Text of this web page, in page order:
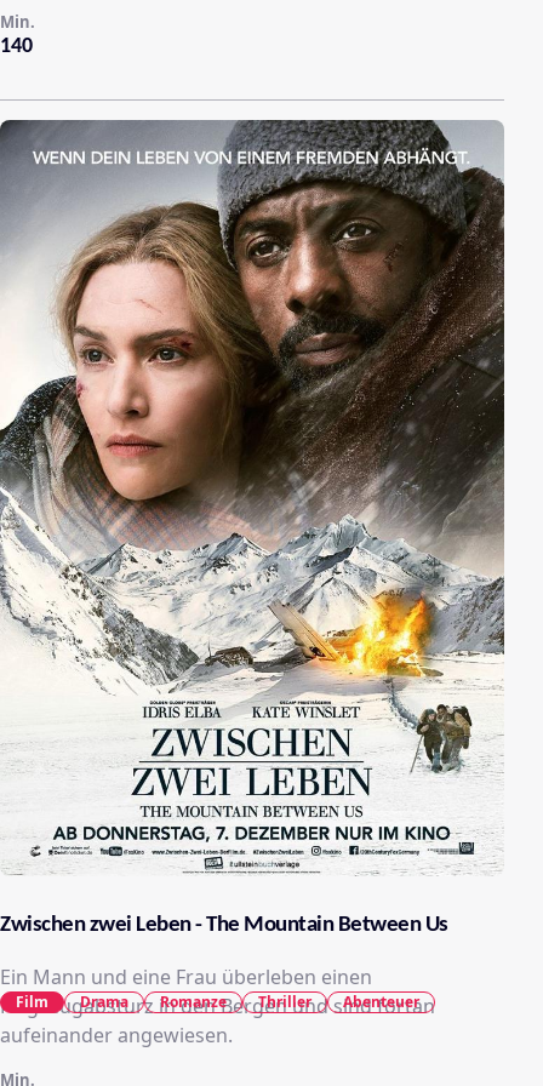
140
Min.
Zwischen zwei Leben - The Mountain Between Us
Ein Mann und eine Frau überleben einen
Flugzeugabsturz in den Bergen und sind fortan
aufeinander angewiesen.
Min.
Film Drama Romanze Thriller Abenteuer